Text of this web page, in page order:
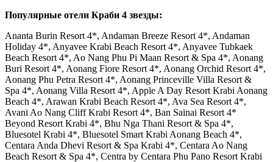
Популярные отели Краби 4 звезды:
Ananta Burin Resort 4*, Andaman Breeze Resort 4*, Andaman
Holiday 4*, Anyavee Krabi Beach Resort 4*, Anyavee Tubkaek
Beach Resort 4*, Ao Nang Phu Pi Maan Resort & Spa 4*, Aonang
Buri Resort 4*, Aonang Fiore Resort 4*, Aonang Orchid Resort 4*,
Aonang Phu Petra Resort 4*, Aonang Princeville Villa Resort &
Spa 4*, Aonang Villa Resort 4*, Apple A Day Resort Krabi Aonang
Beach 4*, Arawan Krabi Beach Resort 4*, Ava Sea Resort 4*,
Avani Ao Nang Cliff Krabi Resort 4*, Ban Sainai Resort 4*
Beyond Resort Krabi 4*, Bhu Nga Thani Resort & Spa 4*,
Bluesotel Krabi 4*, Bluesotel Smart Krabi Aonang Beach 4*,
Centara Anda Dhevi Resort & Spa Krabi 4*, Centara Ao Nang
Beach Resort & Spa 4*, Centra by Centara Phu Pano Resort Krabi